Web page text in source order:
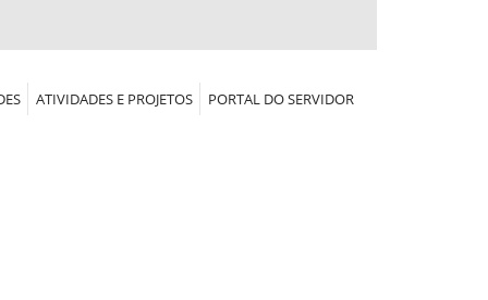
ATIVIDADES E PROJETOS PORTAL DO SERVIDOR